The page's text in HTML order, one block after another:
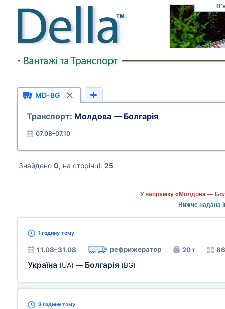
MD-BG
Транспорт: Молдова — Болгарія
07.08–07.10
Знайдено 0, на сторінці: 25
У напрямку «Молдова —
Нижче надана
1 годину тому
11.08–31.08 рефрижератор 20 т
Україна (UA) — Болгарія (BG)
3 години тому